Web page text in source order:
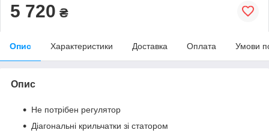
5 720 ₴
Опис Характеристики Доставка Оплата Умови
Опис
Не потрібен регулятор
Діагональні крильчатки зі статором